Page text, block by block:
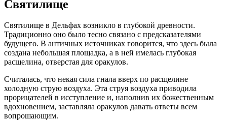
Святилище
Святилище в Дельфах возникло в глубокой древности.
Традиционно оно было тесно связано с предсказателями
будущего. В античных источниках говорится, что здесь была
создана небольшая площадка, а в ней имелась глубокая
расщелина, отверстая для оракулов.
Считалась, что некая сила гнала вверх по расщелине
холодную струю воздуха. Эта струя воздуха приводила
прорицателей в исступление и, наполнив их божественным
вдохновением, заставляла оракулов давать ответы всем
вопрошающим.